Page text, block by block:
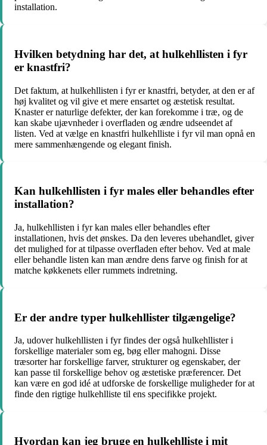
installation.
Hvilken betydning har det, at hulkehllisten i fyr
er knastfri?
Det faktum, at hulkehllisten i fyr er knastfri, betyder, at den er af
høj kvalitet og vil give et mere ensartet og æstetisk resultat.
Knaster er naturlige defekter, der kan forekomme i træ, og de
kan skabe ujævnheder i overfladen og ændre udseendet af
listen. Ved at vælge en knastfri hulkehlliste i fyr vil man opnå en
mere sammenhængende og elegant finish.
Kan hulkehllisten i fyr males eller behandles efter
installation?
Ja, hulkehllisten i fyr kan males eller behandles efter
installationen, hvis det ønskes. Da den leveres ubehandlet, giver
det mulighed for at tilpasse overfladen efter behov. Ved at male
eller behandle listen kan man ændre dens farve og finish for at
matche køkkenets eller rummets indretning.
Er der andre typer hulkehllister tilgængelige?
Ja, udover hulkehllisten i fyr findes der også hulkehllister i
forskellige materialer som eg, bøg eller mahogni. Disse
træsorter har forskellige farver, strukturer og egenskaber, der
kan passe til forskellige behov og æstetiske præferencer. Det
kan være en god idé at udforske de forskellige muligheder for at
finde den rigtige hulkehlliste til ens specifikke projekt.
Hvordan kan jeg bruge en hulkehlliste i mit